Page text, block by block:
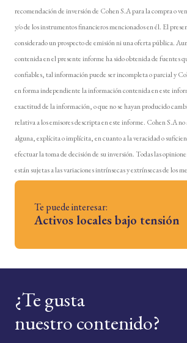
recomendación de inversión de Cohen S.A para la compra o
y/o de los instrumentos financieros mencionados en él. El
considerado un prospecto de emisión ni una oferta pública.
contenida en el presente informe ha sido obtenida de fuentes
confiables, tal información puede ser incompleta o parcial y
en forma independiente la información contenida en este
exactitud de la información, o que no se hayan producido
relativa a los emisores descripta en este informe. Cohen S.A
alguna, explícita o implícita, en cuanto a la veracidad o
efectuar la toma de decisión de su inversión. Todas las
están sujetas a las variaciones intrínsecas y extrínsecas de los
Te puede interesar:
Activos locales bajo tensión
¿Te gusta
nuestro contenido?